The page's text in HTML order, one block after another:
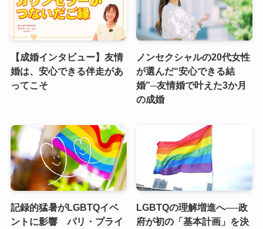
【成婚インタビュー】友情
婚は、安心できる伴走があ
ってこそ
ノンセクシャルの20代女性
が選んだ“安心できる結
婚”─友情婚で叶えた3か月
の成婚
記録的猛暑がLGBTQイベ
ントに影響 パリ・プライ
LGBTQの理解増進へ──政
府が初の「基本計画」を決